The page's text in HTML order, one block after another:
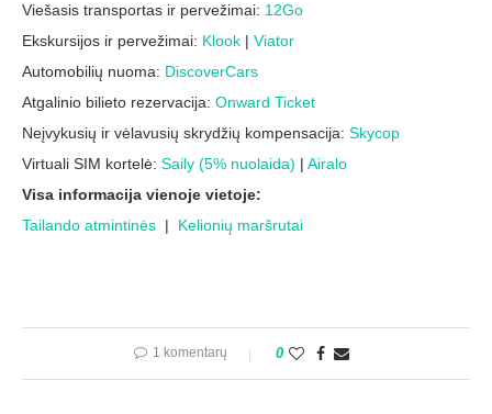
Viešasis transportas ir pervežimai: 12Go
Ekskursijos ir pervežimai: Klook | Viator
Automobilių nuoma: DiscoverCars
Atgalinio bilieto rezervacija: Onward Ticket
Neįvykusių ir vėlavusių skrydžių kompensacija: Skycop
Virtuali SIM kortelė: Saily (5% nuolaida) | Airalo
Visa informacija vienoje vietoje:
Tailando atmintinės | Kelionių maršrutai
1 komentarų 0